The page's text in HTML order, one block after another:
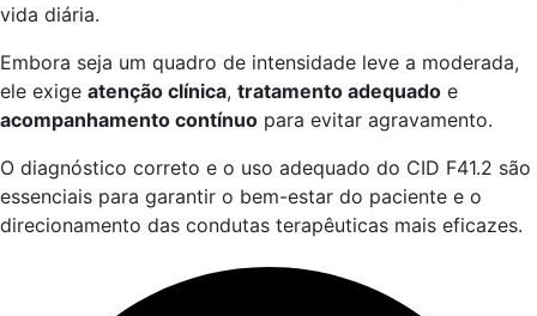
vida diária.
Embora seja um quadro de intensidade leve a moderada,
ele exige atenção clínica, tratamento adequado e
acompanhamento contínuo para evitar agravamento.
O diagnóstico correto e o uso adequado do CID F41.2 são
essenciais para garantir o bem-estar do paciente e o
direcionamento das condutas terapêuticas mais eficazes.